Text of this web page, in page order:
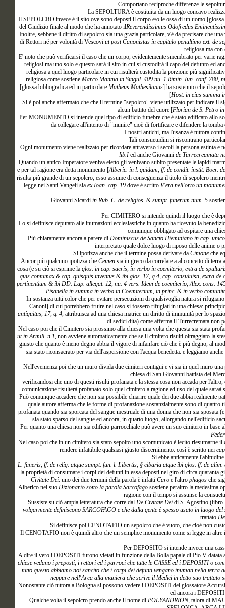
Comportano reciproche differenze le
La SEPOLTURA è costituita da un luogo concavo
Il SEPOLCRO invece è il sito ove sono deposti il corpo e/o le ossa di un uomo
del Giudizio finale al modo che ha annotato ilReverendissimus Odofredus
Inoltre, sebbene il diritto di sepolcro sia una grazia particolare, v'è da precisare che
di Rettori né per volontà di Vescovi ut post Canonistas in capitulo penultimo ext. de
religiosa ma con
E' noto che può verificarsi il caso che un corpo, evidentemente smembrato per varie
religiosi ma uno solo e questo sarà il sito in cui si custodirà il capo del defunto ed
religiosa a quel luogo particolare in cui risulterà custodita la porzione più
religiosa come sostiene Marco Mantua in Singul. 409 nu. 1 Rimin. Iun. conf. 780,
[glossa bibliografica ed in particolare Matheus Mathesilanus] ha sostenuto che il
[Host. in eius summa
Si è poi anche affermato che che il termine "sepolcro" viene utilizzato per indicare il
alcun battito del cuore [Florian de S. Petro
Per MONUMENTO si intende quel tipo di edificio funebre che è stato edificato allo
da collegare all'intento di "munire" cioè di fortificare e difendere la
I nostri antichi, ma l'usanza è tuttora
Tali consuetudini si riscontrano
Ogni monumento viene realizzato per ricordare attraverso i secoli la persona estinta
lib.Ied anche Giovanni de Turrecreamata
Quando un antico Imperatore veniva eletto gli venivano subito presentate le lapidi
e per tal ragione era detta monumento [Alberic. in l. quidam, ff. de condit. instit. Boer.
risulta più grande di un sepolcro, esso assume di conseguenza il titolo di sepolcro
legge nei Santi Vangeli sia ex Ioan. cap. 19 dove è scritto V'era nell'orto un
Giovanni Sicardi in Rub. C. de religios. & sumpt. funerum num. 5
PerCIMITERO si intende quindi il luogo che è
Lo si definisce deputato alle inumazioni ecclesiastiche in quanto ha ricevuto la
comunque obbligato ad ospitare una
Più chiaramente ancora a parere di Dominiscus de Sancto Hieminiano in cap.
interpretato quale dolce luogo di riposo delle anime o
Si ipotizza anche che il termine possa derivare da Cimone che
Ancor più qualcuno ipotizza che Cemensia in greco da correlare a al concetto di
cosa (e su ciò si esprime la glos. in cap. sacris, in verbo in coemiterio, extra de
quis contumax & cap. quisquis inventus & ibi glos. 17, q.4, cap. consuluisti, extra de
pertinentium & ibi DD. Lap. allegat. 12, nu. 4 vers. Idem de coemiterio, Alex. cons.
Pisanella in summa in verbo in Coemiterium, in princ. & in verbo
In sostanza tutti color che per evitare persecuzioni di qualsivoglia natura si
Canoni] di cui potrebbero fruire nel caso si fossero rifugiati in una chiesa:
antiquitus, 17, q. 4, attribuisca ad una chiesa matrice un diritto di immunità per lo
di sedici dita) come afferma il Turrecremata non
Nel caso poi che il Cimitero sia prossimo alla chiesa una volta che questa sia stata
ut in Armill. n.1, non avviene automaticamente che se il cimitero risulti oltraggiato la
giusto che quanto è meno degno abbia il vigore di infanfare ciò che è più degno, al
sia stato riconsacrato per via dell'aspersione con l'acqua benedetta: e leggiamo anche
Nell'evenienza poi che un muro divida due cimiteri contigui e vi sia in quel muro
chiesa di San Giovanni battista del
verificandosi che uno di questi risulti profanata e la stessa cosa non accada per
comunicazione risulterà profanato solo quel cimitero a ragione ed uso del quale
Può comunque accadere che non sia possibile chiarire quale dei due abbia realmente
quale autore afferma che le forme di profanazione sostanzialmente sono di
profanata quando sia sporcata del sangue mestruale di una donna che non sia sposata
sia stato sparso del sangue ed ancora, in quarto luogo, allorgando nell'edificio
Per quanto una chiesa non sia edificio parrocchiale può avere un suo cimitero in
Nel caso poi che in un cimitero sia stato sepolto uno scomunicato è lecito riesumarne
rendere infattibile qualsiasi giusto discernimento: così è scritto nei
Si ebbe anticamente
L. funeris, ff. de relig. atque sumpt. fun. l. Libertis, § cibaria atque ibi glos. ff. de alim.
la proprietà di consumare i corpi dei defunti in essa deposti nel giro di circa quaranta
Civitate Dei: uno dei due termini della parola è infatti Caro e l'altro phagos che
Alberico nel suo Dizionario sotto la parola Sarcofago sostiene peraltro la medesima
ragione con il tempo si assunse la
Sussiste su ciò ampia letteratura che corre dal De Civitate Deidi S. Agostino (libro
volgarmente definiscono SARCOFAGO e che dalla gente è spesso usato in luogo
trattato
Si definisce poi CENOTAFIO un sepolcro che è vuoto, che cioè non
Il CENOTAFIO non è quindi altro che un semplice monumento come si legge in
Per DEPOSITO si intende invece una
A dire il vero i DEPOSITI furono vietati in funzione della Bolla papale di Pio V
chiese vedano i preposti, i rettori ed i parroci che tutte le CASSE ed i DEPOSITI o
tutto questo abbiamo noi sancito che i corpi dei defunti vengano inumati nella
neppure nell'Arca alla maniera che scrive il Medici in detto suo trattato
Nonostante ciò tuttora a Bologna si possono vedere i DEPOSITI del glossatore
ed ancora i
Qualche volta il sepolcro prendo anche il nome di POLYANDRION, talora di